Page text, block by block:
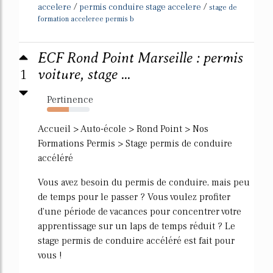
accelere / permis conduire stage accelere / stage de
formation acceleree permis b
1
ECF Rond Point Marseille : permis
voiture, stage ...
Pertinence
52%
Accueil > Auto-école > Rond Point > Nos
Formations Permis > Stage permis de conduire
accéléré
Vous avez besoin du permis de conduire, mais peu
de temps pour le passer ? Vous voulez profiter
d'une période de vacances pour concentrer votre
apprentissage sur un laps de temps réduit ? Le
stage permis de conduire accéléré est fait pour
vous !